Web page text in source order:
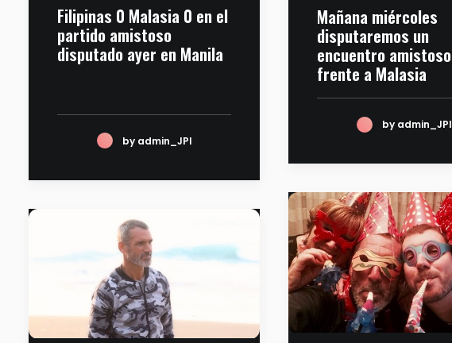
Filipinas 0 Malasia 0 en el
partido amistoso
disputado ayer en Manila
by admin_JPI
Mañana miércoles
disputaremos un
encuentro amistoso
frente a Malasia
by admin_JPI